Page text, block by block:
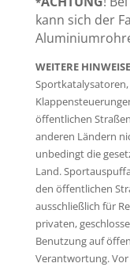
kann sich der
WEITERE
öffentlichen
anderen Ländern
unbedingt die
Land.
den öffentlichen
ausschließlich für
privaten,
Benutzung auf
Verantwortung.